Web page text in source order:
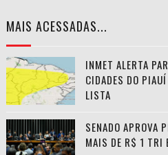
MAIS ACESSADAS...
INMET ALERTA
CIDADES DO
LISTA
SENADO APROVA
MAIS DE R$ 1 TRI